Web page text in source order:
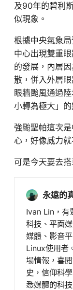
及90年的碧利
似現象。
根據中央氣象
中心出現雙重
的發展，內層
散，併入外層
眼牆颱風通過
小轉為極大」的
強颱聖帕這次
心，好像威力
可是今天要去
永遠的
Ivan Lin，有
科技、平面
媒體、影音
Linux使用者
場情報，喜
史，信仰科
悉媒體的科